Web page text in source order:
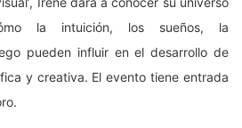
la intuición, los sueños, la
pueden influir en el desarrollo de
y creativa. El evento tiene entrada